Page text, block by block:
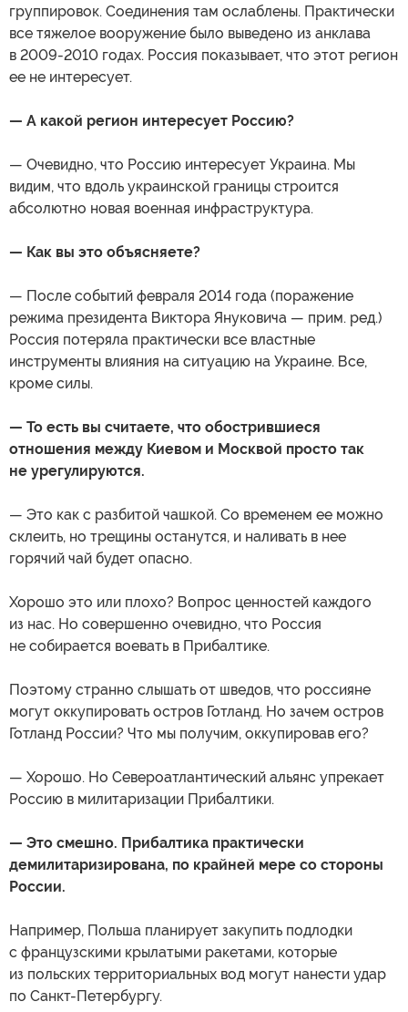
группировок. Соединения там ослаблены. Практически
все тяжелое вооружение было выведено из анклава
в 2009-2010 годах. Россия показывает, что этот регион
ее не интересует.
— А какой регион интересует Россию?
— Очевидно, что Россию интересует Украина. Мы
видим, что вдоль украинской границы строится
абсолютно новая военная инфраструктура.
— Как вы это объясняете?
— После событий февраля 2014 года (поражение
режима президента Виктора Януковича — прим. ред.)
Россия потеряла практически все властные
инструменты влияния на ситуацию на Украине. Все,
кроме силы.
— То есть вы считаете, что обострившиеся
отношения между Киевом и Москвой просто так
не урегулируются.
— Это как с разбитой чашкой. Со временем ее можно
склеить, но трещины останутся, и наливать в нее
горячий чай будет опасно.
Хорошо это или плохо? Вопрос ценностей каждого
из нас. Но совершенно очевидно, что Россия
не собирается воевать в Прибалтике.
Поэтому странно слышать от шведов, что россияне
могут оккупировать остров Готланд. Но зачем остров
Готланд России? Что мы получим, оккупировав его?
— Хорошо. Но Североатлантический альянс упрекает
Россию в милитаризации Прибалтики.
— Это смешно. Прибалтика практически
демилитаризирована, по крайней мере со стороны
России.
Например, Польша планирует закупить подлодки
с французскими крылатыми ракетами, которые
из польских территориальных вод могут нанести удар
по Санкт-Петербургу.